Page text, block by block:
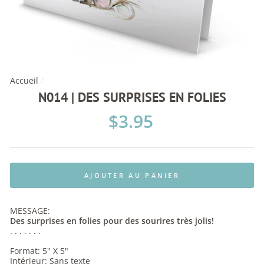
Accueil /
N014 | DES SURPRISES EN FOLIES
Prix
régulier
$3.95
AJOUTER AU PANIER
MESSAGE:
Des surprises en folies pour des sourires très jolis!
. . . . . . .
Format: 5" X 5"
Intérieur: Sans texte